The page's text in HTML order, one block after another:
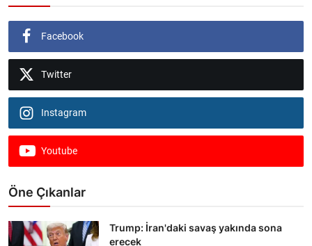
Facebook
Twitter
Instagram
Youtube
Öne Çıkanlar
Trump: İran'daki savaş yakında sona
erecek